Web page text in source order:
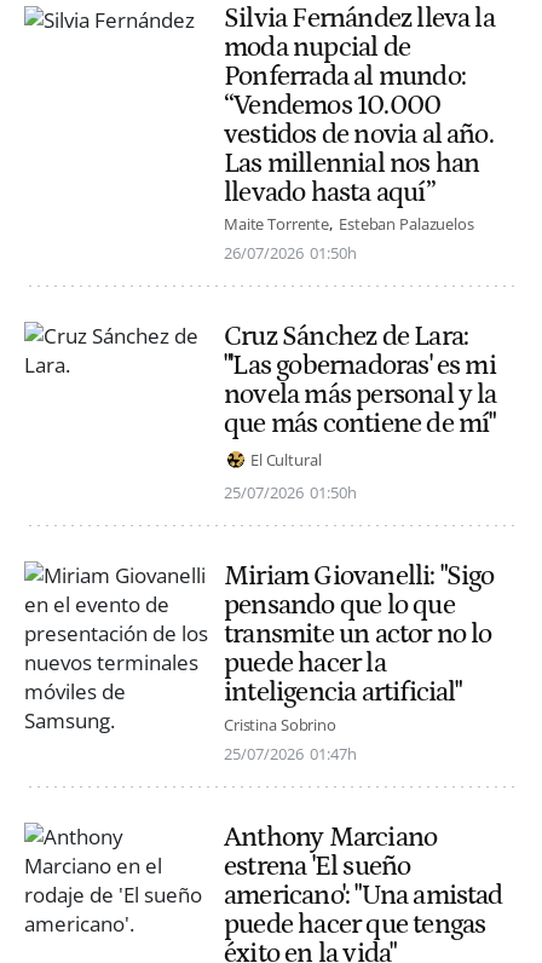
Silvia Fernández lleva la
moda nupcial de
Ponferrada al mundo:
“Vendemos 10.000
vestidos de novia al año.
Las millennial nos han
llevado hasta aquí”
Maite Torrente Esteban Palazuelos
26/07/2026 01:50h
Cruz Sánchez de Lara:
"'Las gobernadoras' es mi
novela más personal y la
que más contiene de mí"
El Cultural
25/07/2026 01:50h
Miriam Giovanelli: "Sigo
pensando que lo que
transmite un actor no lo
puede hacer la
inteligencia artificial"
Cristina Sobrino
25/07/2026 01:47h
Anthony Marciano
estrena 'El sueño
americano': "Una amistad
puede hacer que tengas
éxito en la vida"